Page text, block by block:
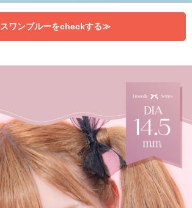
スワンブルーをcheckする≫